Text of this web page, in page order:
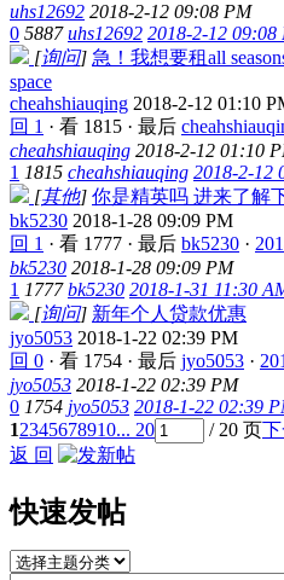
uhs12692 2018-2-12 09:08 PM
0 5887 uhs12692 2018-2-12 09:08
[询问] 急！我想要租all
space
cheahshiauqing 2018-2-12 01:10
回 1 · 看 1815 · 最后
cheahshiauqing 2018-2-12 01:10
1 1815 cheahshiauqing 2018-2-12
[其他] 你是精英吗 进来了解
bk5230 2018-1-28 09:09 PM
回 1 · 看 1777 · 最后 bk5230 ·
bk5230 2018-1-28 09:09 PM
1 1777 bk5230 2018-1-31 11:30
[询问] 新年个人贷款优惠
jyo5053 2018-1-22 02:39 PM
回 0 · 看 1754 · 最后 jyo5053 ·
jyo5053 2018-1-22 02:39 PM
0 1754 jyo5053 2018-1-22 02:39
12345678910... 20 / 20 页
返 回
快速发帖